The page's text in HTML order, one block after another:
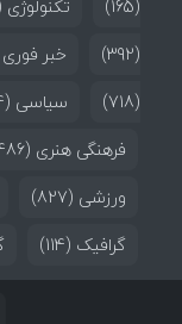
(165)
تکنولوژی
(392)
خبر فوری
(718)
سیاسی (1894)
فرهنگی هنری (486)
ورزشی (827)
گرافیک (114)